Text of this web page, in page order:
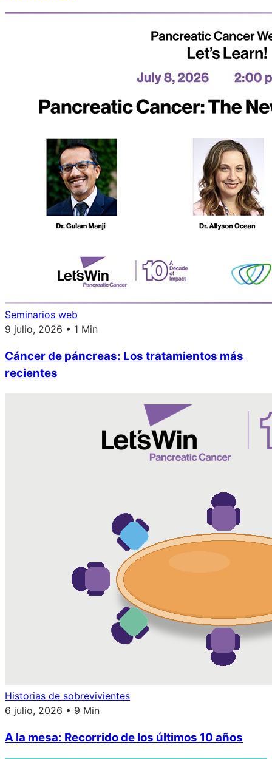
Seminarios web
9 julio, 2026 • 1 Min
Cáncer de páncreas: Los tratamientos más
recientes
Historias de sobrevivientes
6 julio, 2026 • 9 Min
A la mesa: Recorrido de los últimos 10 años